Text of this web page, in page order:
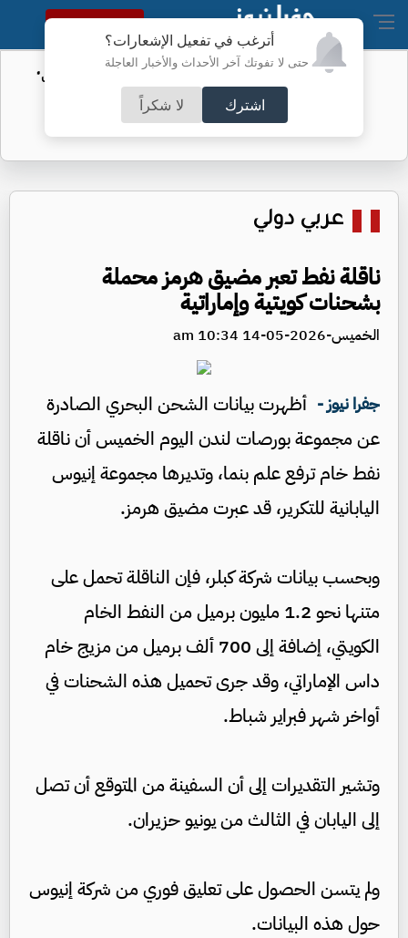
أترغب في تفعيل الإشعارات؟
حتى لا تفوتك آخر الأحداث والأخبار العاجلة
اشترك لا شكراً
النسخة الكاملة
الأمن السيبراني يحذر من رسائل "واتساب"
عربي دولي
ناقلة نفط تعبر مضيق هرمز محملة
بشحنات كويتية وإماراتية
الخميس-2026-05-14 10:34 am
جفرا نيوز - أظهرت بيانات الشحن البحري الصادرة
عن مجموعة بورصات لندن اليوم الخميس أن ناقلة
نفط خام ترفع علم بنما، وتديرها مجموعة إنيوس
اليابانية للتكرير، قد عبرت مضيق هرمز.
وبحسب بيانات شركة كبلر، فإن الناقلة تحمل على
متنها نحو 1.2 مليون برميل من النفط الخام
الكويتي، إضافة إلى 700 ألف برميل من مزيج خام
داس الإماراتي، وقد جرى تحميل هذه الشحنات في
أواخر شهر فبراير شباط.
وتشير التقديرات إلى أن السفينة من المتوقع أن تصل
إلى اليابان في الثالث من يونيو حزيران.
ولم يتسن الحصول على تعليق فوري من شركة إنيوس
حول هذه البيانات.